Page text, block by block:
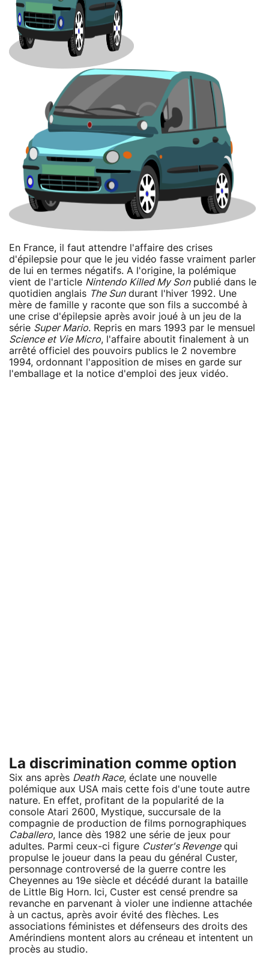
En France, il faut attendre l'affaire des crises
d'épilepsie pour que le jeu vidéo fasse vraiment parler
de lui en termes négatifs. A l'origine, la polémique
vient de l'article Nintendo Killed My Sonpublié dans le
quotidien anglais The Sundurant l'hiver 1992. Une
mère de famille y raconte que son fils a succombé à
une crise d'épilepsie après avoir joué à un jeu de la
série Super Mario. Repris en mars 1993 par le mensuel
Science et Vie Micro, l'affaire aboutit finalement à un
arrêté officiel des pouvoirs publics le 2 novembre
1994, ordonnant l'apposition de mises en garde sur
l'emballage et la notice d'emploi des jeux vidéo.
La discrimination comme option
Six ans après Death Race, éclate une nouvelle
polémique aux USA mais cette fois d'une toute autre
nature. En effet, profitant de la popularité de la
console Atari 2600, Mystique, succursale de la
compagnie de production de films pornographiques
Caballero, lance dès 1982 une série de jeux pour
adultes. Parmi ceux-ci figure Custer's Revengequi
propulse le joueur dans la peau du général Custer,
personnage controversé de la guerre contre les
Cheyennes au 19e siècle et décédé durant la bataille
de Little Big Horn. Ici, Custer est censé prendre sa
revanche en parvenant à violer une indienne attachée
à un cactus, après avoir évité des flèches. Les
associations féministes et défenseurs des droits des
Amérindiens montent alors au créneau et intentent un
procès au studio.